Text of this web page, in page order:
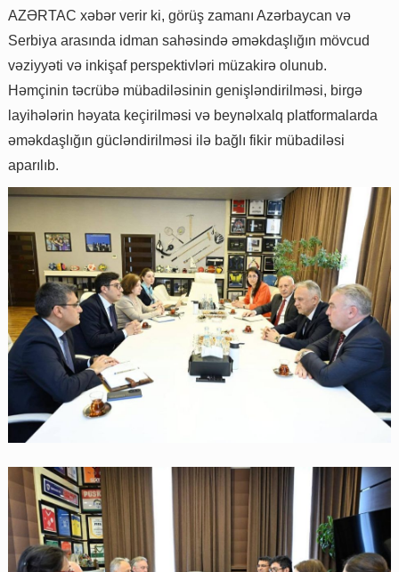
AZƏRTAC xəbər verir ki, görüş zamanı Azərbaycan və
Serbiya arasında idman sahəsində əməkdaşlığın mövcud
vəziyyəti və inkişaf perspektivləri müzakirə olunub.
Həmçinin təcrübə mübadiləsinin genişləndirilməsi, birgə
layihələrin həyata keçirilməsi və beynəlxalq platformalarda
əməkdaşlığın gücləndirilməsi ilə bağlı fikir mübadiləsi
aparılıb.